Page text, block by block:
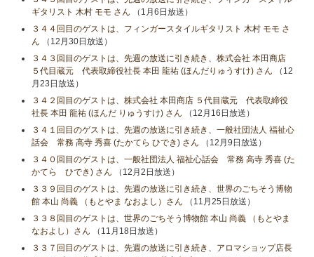
ギタリスト 木村 モモ さん （1月6日放送）
３４４回目のゲストは、フィンガースタイルギタリスト 木村 モモ さ
ん （12月30日放送）
３４３回目のゲストは、先週の放送に引き続き、株式会社 本田商店
５代目蔵元 代表取締役社長 本田 龍祐 (ほんだりゅうすけ) さん （12
月23日放送）
３４２回目のゲストは、株式会社 本田商店 ５代目蔵元 代表取締役
社長 本田 龍祐 (ほんだ りゅうすけ) さん （12月16日放送）
３４１回目のゲストは、先週の放送に引き続き、一般社団法人 福祉心
話会 常務 高寺 秀喜 (たかてら ひでき) さん （12月9日放送）
３４０回目のゲストは、一般社団法人 福祉心話会 常務 高寺 秀喜 (た
かてら ひでき) さん （12月2日放送）
３３９回目のゲストは、先週の放送に引き続き、世界のごちそう博物
館 本山 尚義 （もとやま なおよし）さん （11月25日放送）
３３８回目のゲストは、世界のごちそう博物館 本山 尚義 （もとやま
なおよし）さん （11月18日放送）
３３７回目のゲストは、先週の放送に引き続き、アロマショップ店長